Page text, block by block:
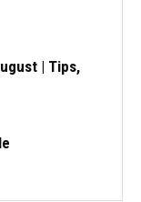
| Tips,